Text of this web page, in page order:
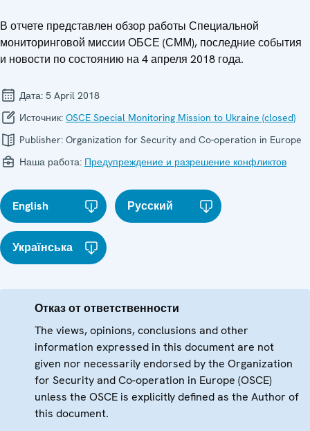
В отчете представлен обзор работы Специальной
мониторинговой миссии ОБСЕ (СММ), последние события
и новости по состоянию на 4 апреля 2018 года.
Дата: 5 April 2018
Источник: OSCE Special Monitoring Mission to Ukraine (closed)
Publisher: Organization for Security and Co-operation in Europe
Наша работа: Предупреждение и разрешение конфликтов
English Русский
Українська
Отказ от ответственности
The views, opinions, conclusions and other
information expressed in this document are not
given nor necessarily endorsed by the Organization
for Security and Co-operation in Europe (OSCE)
unless the OSCE is explicitly defined as the Author of
this document.